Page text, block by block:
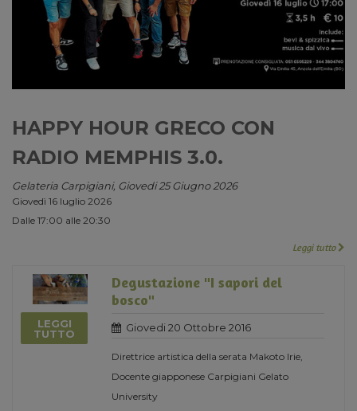
HAPPY HOUR GRECO CON
RADIO MEMPHIS 3.0.
Gelateria Carpigiani, Giovedi 25 Giugno 2026
Giovedì 16 luglio 2026
Dalle 17:00 alle 20:30
Leggi tutto
LEGGI
TUTTO
Degustazione "I sapori del
bosco"
Giovedi 20 Ottobre 2016
Direttrice artistica della serata Makoto Irie,
Docente giapponese Carpigiani Gelato
University